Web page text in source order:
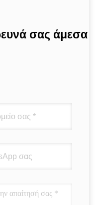
σας άμεσα